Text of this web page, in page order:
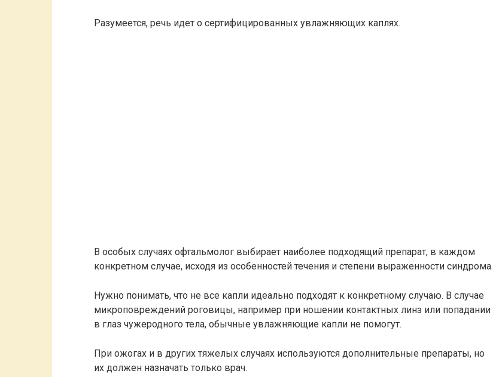
Разумеется, речь идет о сертифицированных увлажняющих каплях.
В особых случаях офтальмолог выбирает наиболее подходящий препарат, в каждом
конкретном случае, исходя из особенностей течения и степени выраженности синдрома.
Нужно понимать, что не все капли идеально подходят к конкретному случаю. В случае
микроповреждений роговицы, например при ношении контактных линз или попадании
в глаз чужеродного тела, обычные увлажняющие капли не помогут.
При ожогах и в других тяжелых случаях используются дополнительные препараты, но
их должен назначать только врач.